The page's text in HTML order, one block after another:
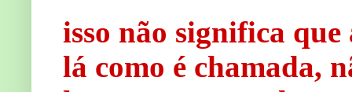
isso não significa
lá como é chamada,